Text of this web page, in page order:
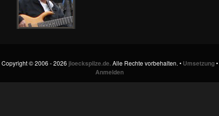
Copyright © 2006 - 2026 jloeckspilze.de.Alle Rechte vorbehalten. • Umsetzung•
Anmelden